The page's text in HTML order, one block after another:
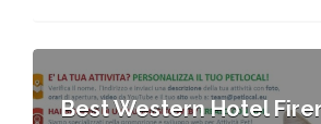
Best Western Hotel